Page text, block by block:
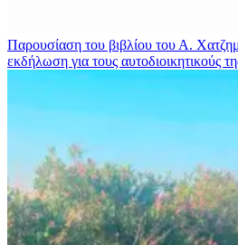
Παρουσίαση του βιβλίου του Α.
εκδήλωση για τους αυτοδιοικητικούς